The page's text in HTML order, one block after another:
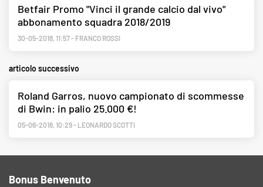
Betfair Promo "Vinci il grande calcio dal vivo"
abbonamento squadra 2018/2019
30-05-2018, 11:57- FRANCO ROSSI
articolo successivo
Roland Garros, nuovo campionato di scommesse
di Bwin: in palio 25.000 €!
05-06-2018, 10:29- LEONARDO SCOTTI
Bonus Benvenuto